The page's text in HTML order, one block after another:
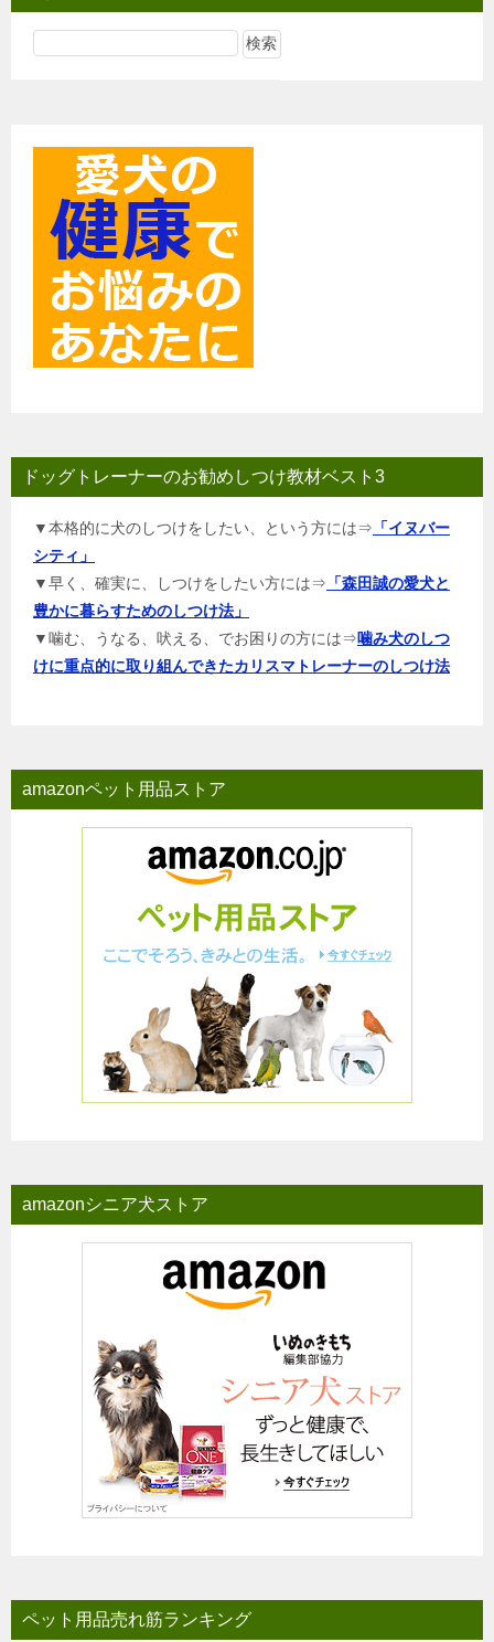
ゲ
ドッグトレーナーのお勧めしつけ教材ベスト3
▼本格的に犬のしつけをしたい、という方には⇒ 「イヌバー
シティ」
▼早く、確実に、しつけをしたい方には⇒ 「森田誠の愛犬と
豊かに暮らすためのしつけ法」
▼噛む、うなる、吠える、でお困りの方には⇒噛み犬のしつ
けに重点的に取り組んできたカリスマトレーナーのしつけ法
amazonペット用品ストア
amazonシニア犬ストア
ペット用品売れ筋ランキング